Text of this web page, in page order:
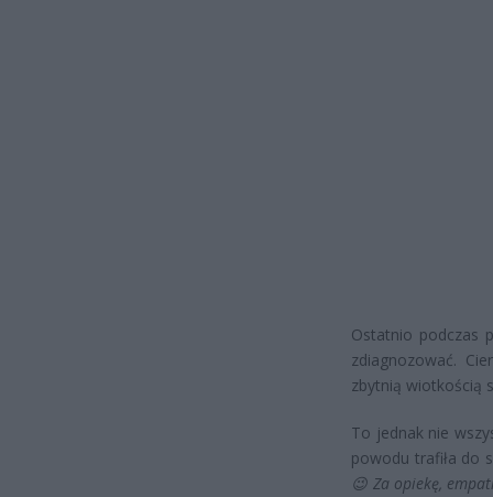
Ostatnio podczas
zdiagnozować.
zbytnią wiotkością
To jednak nie
powodu trafiła do
😉 Za opiekę,